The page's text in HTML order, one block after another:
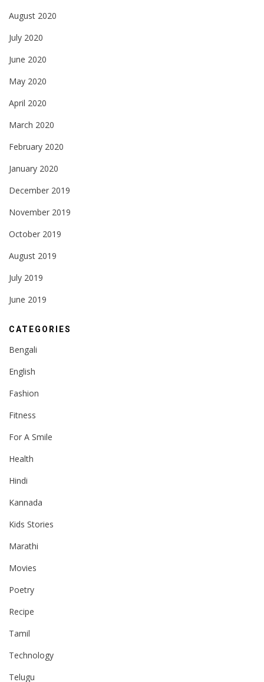
August 2020
July 2020
June 2020
May 2020
April 2020
March 2020
February 2020
January 2020
December 2019
November 2019
October 2019
August 2019
July 2019
June 2019
CATEGORIES
Bengali
English
Fashion
Fitness
For A Smile
Health
Hindi
Kannada
Kids Stories
Marathi
Movies
Poetry
Recipe
Tamil
Technology
Telugu